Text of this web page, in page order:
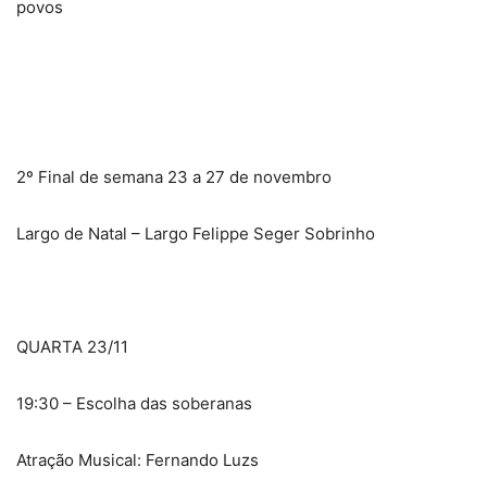
povos
2º Final de semana 23 a 27 de novembro
Largo de Natal – Largo Felippe Seger Sobrinho
QUARTA 23/11
19:30 – Escolha das soberanas
Atração Musical: Fernando Luzs